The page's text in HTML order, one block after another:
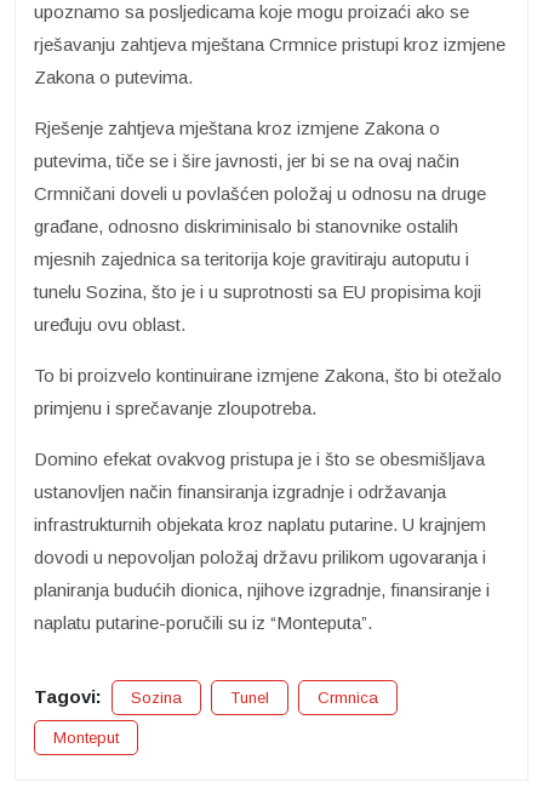
upoznamo sa posljedicama koje mogu proizaći ako se
rješavanju zahtjeva mještana Crmnice pristupi kroz izmjene
Zakona o putevima.
Rješenje zahtjeva mještana kroz izmjene Zakona o
putevima, tiče se i šire javnosti, jer bi se na ovaj način
Crmničani doveli u povlašćen položaj u odnosu na druge
građane, odnosno diskriminisalo bi stanovnike ostalih
mjesnih zajednica sa teritorija koje gravitiraju autoputu i
tunelu Sozina, što je i u suprotnosti sa EU propisima koji
uređuju ovu oblast.
To bi proizvelo kontinuirane izmjene Zakona, što bi otežalo
primjenu i sprečavanje zloupotreba.
Domino efekat ovakvog pristupa je i što se obesmišljava
ustanovljen način finansiranja izgradnje i održavanja
infrastrukturnih objekata kroz naplatu putarine. U krajnjem
dovodi u nepovoljan položaj državu prilikom ugovaranja i
planiranja budućih dionica, njihove izgradnje, finansiranje i
naplatu putarine-poručili su iz “Monteputa”.
Tagovi: Sozina Tunel Crmnica
Monteput